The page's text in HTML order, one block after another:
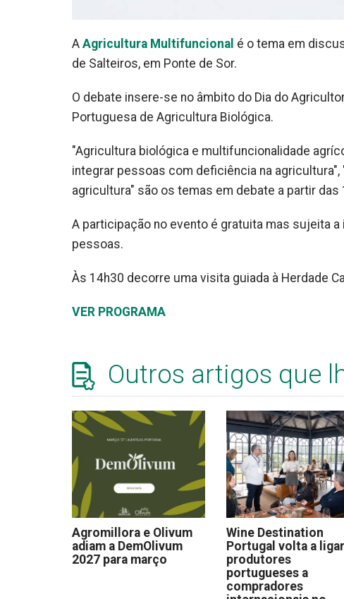
A Agricultura Multifuncional é o tema em
de Salteiros, em Ponte de Sor.
O debate insere-se no âmbito do Dia do
Portuguesa de Agricultura Biológica.
"Agricultura biológica e multifuncionalidade
integrar pessoas com deficiência na
agricultura" são os temas em debate a partir das
A participação no evento é gratuita mas sujeita
pessoas.
Às 14h30 decorre uma visita guiada à Herdade
VER PROGRAMA
Outros artigos que
Agromillora e Olivum
adiam a DemOlivum
2027 para março
Wine Destination
Portugal volta a ligar
produtores
portugueses a
compradores